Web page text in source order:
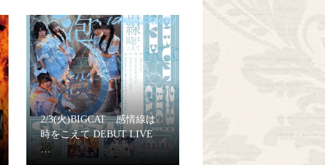
2/3(火)BIGCAT 感情線は
時をこえて DEBUT LIVE
…